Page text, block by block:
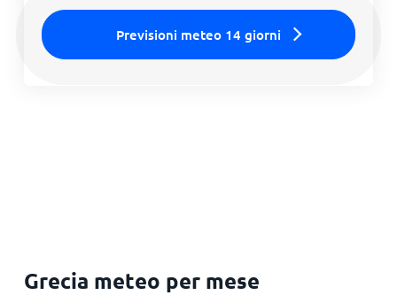
Previsioni meteo 14 giorni
Grecia meteo per mese